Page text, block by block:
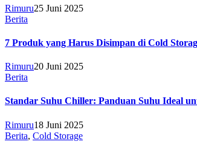
Rimuru25 Juni 2025
Berita
7 Produk yang Harus Disimpan di Cold
Rimuru20 Juni 2025
Berita
Standar Suhu Chiller: Panduan Suhu Ideal
Rimuru18 Juni 2025
Berita, Cold Storage